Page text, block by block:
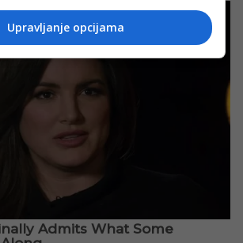
Upravljanje opcijama